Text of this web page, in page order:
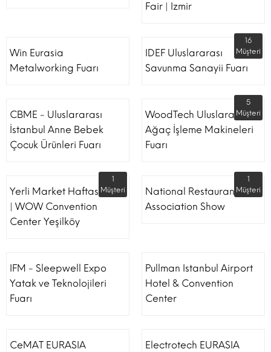
Fair | Izmir
Win Eurasia
Metalworking Fuarı
IDEF Uluslararası
Savunma Sanayii Fuarı
16
Müşteri
CBME - Uluslararası
İstanbul Anne Bebek
Çocuk Ürünleri Fuarı
WoodTech Uluslararası
Ağaç İşleme Makineleri
Fuarı
5
Müşteri
Yerli Market Haftası Fuarı
| WOW Convention
Center Yeşilköy
1
Müşteri
National Restaurant
Association Show
1
Müşteri
IFM - Sleepwell Expo
Yatak ve Teknolojileri
Fuarı
Pullman Istanbul Airport
Hotel & Convention
Center
CeMAT EURASIA Electrotech EURASIA